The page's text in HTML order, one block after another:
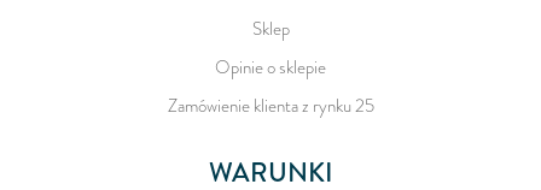
Sklep
Opinie o sklepie
Zamówienie klienta z rynku 25
WARUNKI